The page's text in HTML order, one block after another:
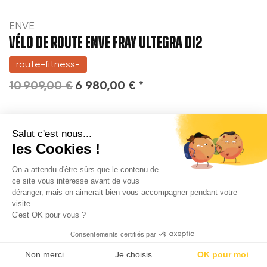
ENVE
VÉLO DE ROUTE ENVE FRAY ULTEGRA DI2
route-fitness-
10 909,00 € 6 980,00 € *
AJOUTER À COMPARAISON
1 Suivant
Salut c'est nous...
les Cookies !
On a attendu d'être sûrs que le contenu de
ce site vous intéresse avant de vous
déranger, mais on aimerait bien vous accompagner pendant votre
visite...
C'est OK pour vous ?
Consentements certifiés par
Non merci Je choisis OK pour moi